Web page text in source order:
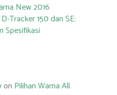
New 2016
Tracker 150 dan SE:
Spesifikasi
on Pilihan Warna All